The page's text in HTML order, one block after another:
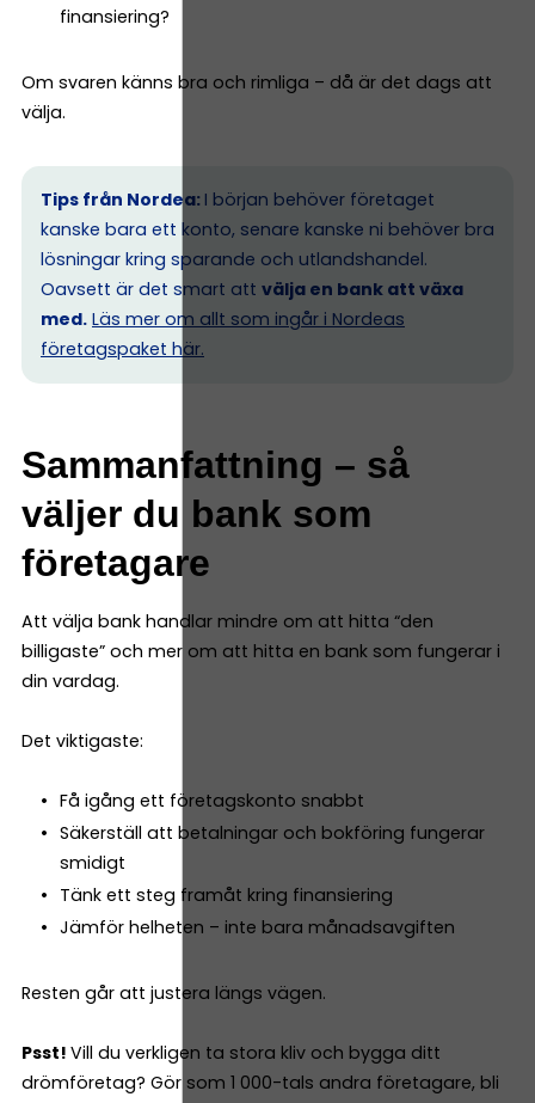
finansiering?
Om svaren känns bra och rimliga – då är det dags att
välja.
Tips från Nordea: I början behöver företaget
kanske bara ett konto, senare kanske ni behöver bra
lösningar kring sparande och utlandshandel.
Oavsett är det smart att välja en bank att växa
med. Läs mer om allt som ingår i Nordeas
företagspaket här.
Sammanfattning – så
väljer du bank som
företagare
Att välja bank handlar mindre om att hitta “den
billigaste” och mer om att hitta en bank som fungerar i
din vardag.
Det viktigaste:
Få igång ett företagskonto snabbt
Säkerställ att betalningar och bokföring fungerar
smidigt
Tänk ett steg framåt kring finansiering
Jämför helheten – inte bara månadsavgiften
Resten går att justera längs vägen.
Psst! Vill du verkligen ta stora kliv och bygga ditt
drömföretag? Gör som 1 000-tals andra företagare, bli